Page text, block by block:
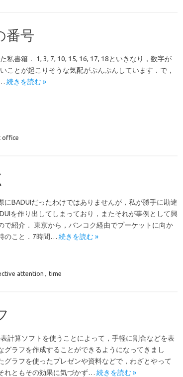
番号
私書箱． 1, 3, 7, 10, 15, 16, 17, 18といきなり，数字が
ことが起こりそうな気配がぷんぷんしています．で，
続きを読む »
office
にBADUIだったわけではありませんが，私が勝手に勘違
を作り出してしまっており，またそれが事例として興
で紹介． 東京から，バンコク経由でプーケットに向か
のこと．7時間… 続きを読む »
attention time
計算ソフトを使うことによって，手軽に割合などを表
グラフを作成することができるようになってきまし
グラフを使ったプレゼンや資料などで，わざとやって
れともその効果に気づかず… 続きを読む »